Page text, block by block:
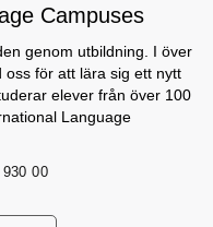
Campuses
genom utbildning. I över
för att lära sig ett nytt
elever från över 100
Language
00